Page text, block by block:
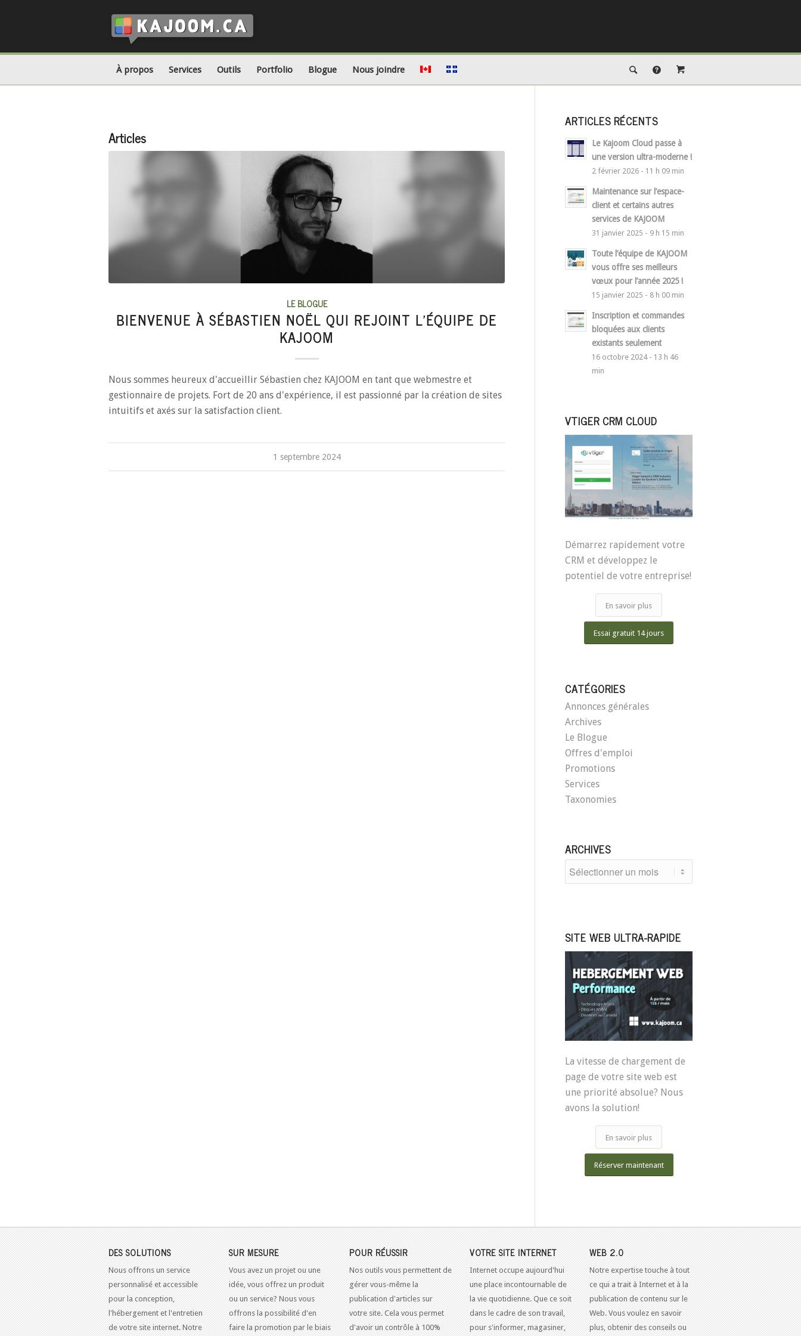
À propos Services Outils Portfolio Blogue Nous joindre
Articles
LE BLOGUE
BIENVENUE À SÉBASTIEN NOËL QUI REJOINT L’ÉQUIPE DE
KAJOOM
Nous sommes heureux d'accueillir Sébastien chez KAJOOM en tant que webmestre et
gestionnaire de projets. Fort de 20 ans d'expérience, il est passionné par la création de sites
intuitifs et axés sur la satisfaction client.
1 septembre 2024
ARTICLES RÉCENTS
Le Kajoom Cloud passe à
une version ultra-moderne !
2 février 2026 - 11 h 09 min
Maintenance sur l’espace-
client et certains autres
services de KAJOOM
31 janvier 2025 - 9 h 15 min
Toute l’équipe de KAJOOM
vous offre ses meilleurs
vœux pour l’année 2025 !
15 janvier 2025 - 8 h 00 min
Inscription et commandes
bloquées aux clients
existants seulement
16 octobre 2024 - 13 h 46
min
VTIGER CRM CLOUD
Démarrez rapidement votre
CRM et développez le
potentiel de votre entreprise!
En savoir plus
Essai gratuit 14 jours
CATÉGORIES
Annonces générales
Archives
Le Blogue
Offres d'emploi
Promotions
Services
Taxonomies
ARCHIVES
SITE WEB ULTRA-RAPIDE
La vitesse de chargement de
page de votre site web est
une priorité absolue? Nous
avons la solution!
En savoir plus
Réserver maintenant
DES SOLUTIONS
Nous offrons un service
personnalisé et accessible
pour la conception,
l'hébergement et l'entretien
de votre site internet. Notre
SUR MESURE
Vous avez un projet ou une
idée, vous offrez un produit
ou un service? Nous vous
offrons la possibilité d'en
faire la promotion par le biais
POUR RÉUSSIR
Nos outils vous permettent de
gérer vous-même la
publication d'articles sur
votre site. Cela vous permet
d'avoir un contrôle à 100%
VOTRE SITE INTERNET
Internet occupe aujourd'hui
une place incontournable de
la vie quotidienne. Que ce soit
dans le cadre de son travail,
pour s'informer, magasiner,
WEB 2.0
Notre expertise touche à tout
ce qui a trait à Internet et à la
publication de contenu sur le
Web. Vous voulez en savoir
plus, obtenir des conseils ou